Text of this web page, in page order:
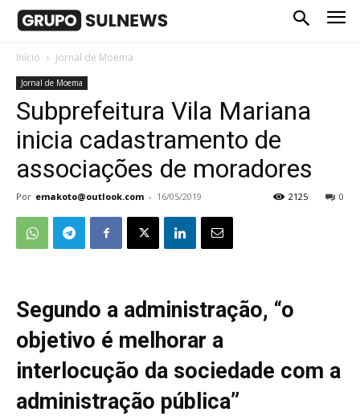
Início Jornal de Moema
Jornal de Moema
Subprefeitura Vila Mariana
inicia cadastramento de
associações de moradores
Por emakoto@outlook.com - 16/05/2019 0
2125
Segundo a administração, “o
objetivo é melhorar a
interlocução da sociedade com a
administração pública”